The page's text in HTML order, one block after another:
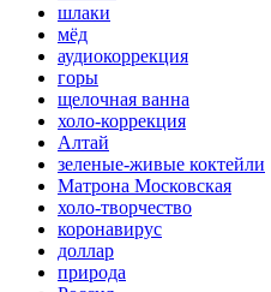
шлаки
мёд
аудиокоррекция
горы
щелочная ванна
холо-коррекция
Алтай
зеленые-живые коктейли
Матрона Московская
холо-творчество
коронавирус
доллар
природа